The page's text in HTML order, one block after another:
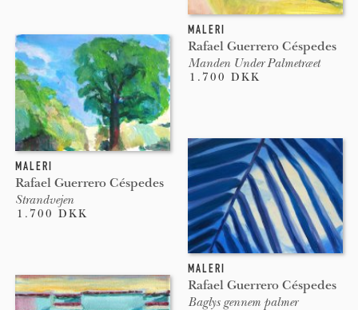
MALERI
Rafael Guerrero Céspedes
Manden Under Palmetræet
1.700 DKK
MALERI
Rafael Guerrero Céspedes
Strandvejen
1.700 DKK
MALERI
Rafael Guerrero Céspedes
Baglys gennem palmer